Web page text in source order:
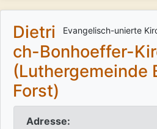
Evangelisch-unierte
Dietri
ch-Bonhoeffer-
(Luthergemeinde
Forst)
Adresse: